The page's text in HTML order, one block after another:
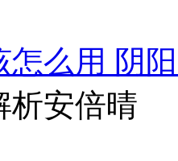
怎么用 阴
析安倍晴